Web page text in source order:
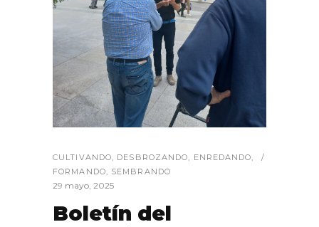
CULTIVANDO, DESBROZANDO, ENREDANDO,
FORMANDO, SEMBRANDO
29 mayo, 2025
Boletín del